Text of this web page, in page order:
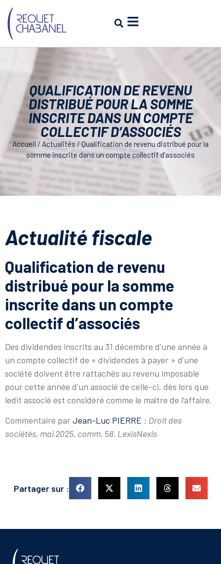
QUALIFICATION DE REVENU
DISTRIBUÉ POUR LA SOMME
INSCRITE DANS UN COMPTE
COLLECTIF D’ASSOCIÉS
Accueil / Actualités / Qualification de revenu distribué pour la
somme inscrite dans un compte collectif d’associés
Actualité fiscale
Qualification de revenu
distribué pour la somme
inscrite dans un compte
collectif d’associés
Des dividendes inscrits au 31 décembre d’une année à
un compte collectif de « dividendes à payer » d’une
société doivent être rattachés au revenu imposable
pour cette année d’un associé de celle-ci, dès lors que
ledit associé est considéré comme le maître de l’affaire.
Commentaire parJean-Luc PIERRE : Droit des
sociétés, mai 2025, comm. 58, LexisNexis
Partager sur :